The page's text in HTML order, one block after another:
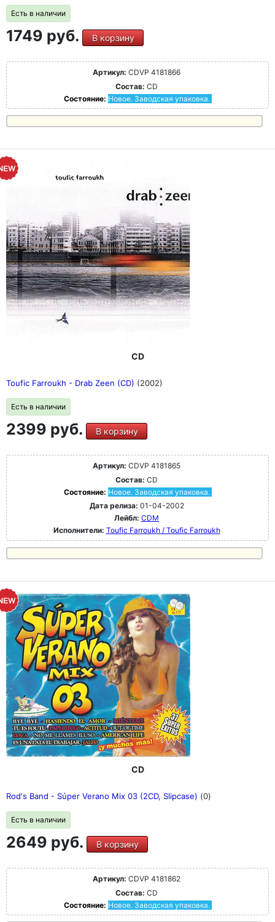
Есть в наличии
1749 руб. В корзину
Артикул: CDVP 4181866
Состав: CD
Состояние: Новое. Заводская упаковка.
CD
Toufic Farroukh - Drab Zeen (CD) (2002)
Есть в наличии
2399 руб. В корзину
Артикул: CDVP 4181865
Состав: CD
Состояние: Новое. Заводская упаковка.
Дата релиза: 01-04-2002
Лейбл: CDM
Исполнители: Toufic Farroukh / Toufic Farroukh
CD
Rod's Band - Súper Verano Mix 03 (2CD, Slipcase) (0)
Есть в наличии
2649 руб. В корзину
Артикул: CDVP 4181862
Состав: CD
Состояние: Новое. Заводская упаковка.